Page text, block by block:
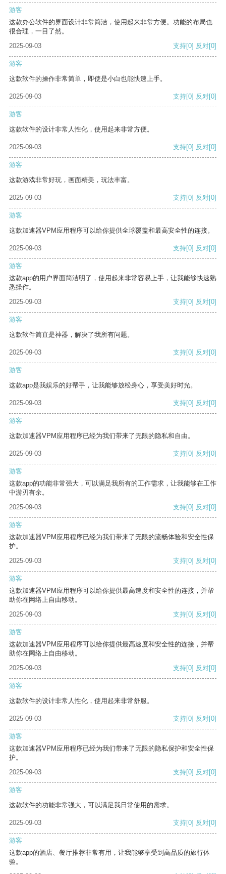
游客
这款办公软件的界面设计非常简洁，使用起来非常方便。功能的布局也
很合理，一目了然。
2025-09-03
支持[0] 反对[0]
游客
这款软件的操作非常简单，即使是小白也能快速上手。
2025-09-03 支持[0] 反对[0]
游客
这款软件的设计非常人性化，使用起来非常方便。
2025-09-03 支持[0] 反对[0]
游客
这款游戏非常好玩，画面精美，玩法丰富。
2025-09-03 支持[0] 反对[0]
游客
这款加速器VPM应用程序可以给你提供全球覆盖和最高安全性的连接。
2025-09-03 支持[0] 反对[0]
游客
这款app的用户界面简洁明了，使用起来非常容易上手，让我能够快速熟
悉操作。
2025-09-03
支持[0] 反对[0]
游客
这款软件简直是神器，解决了我所有问题。
2025-09-03 支持[0] 反对[0]
游客
这款app是我娱乐的好帮手，让我能够放松身心，享受美好时光。
2025-09-03 支持[0] 反对[0]
游客
这款加速器VPM应用程序已经为我们带来了无限的隐私和自由。
2025-09-03 支持[0] 反对[0]
游客
这款app的功能非常强大，可以满足我所有的工作需求，让我能够在工作
中游刃有余。
2025-09-03
支持[0] 反对[0]
游客
这款加速器VPM应用程序已经为我们带来了无限的流畅体验和安全性保
护。
2025-09-03
支持[0] 反对[0]
游客
这款加速器VPM应用程序可以给你提供最高速度和安全性的连接，并帮
助你在网络上自由移动。
2025-09-03
支持[0] 反对[0]
游客
这款加速器VPM应用程序可以给你提供最高速度和安全性的连接，并帮
助你在网络上自由移动。
2025-09-03
支持[0] 反对[0]
游客
这款软件的设计非常人性化，使用起来非常舒服。
2025-09-03 支持[0] 反对[0]
游客
这款加速器VPM应用程序已经为我们带来了无限的隐私保护和安全性保
护。
2025-09-03
支持[0] 反对[0]
游客
这款软件的功能非常强大，可以满足我日常使用的需求。
2025-09-03 支持[0] 反对[0]
游客
这款app的酒店、餐厅推荐非常有用，让我能够享受到高品质的旅行体
验。